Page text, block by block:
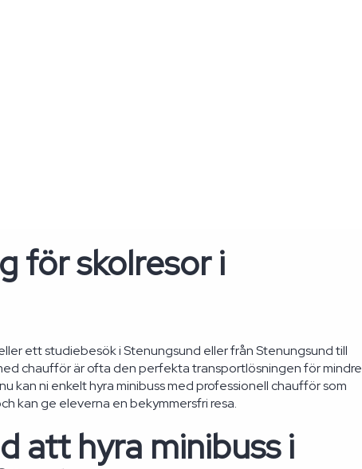
för skolresor i
ett studiebesök i Stenungsund eller från Stenungsund till
chaufför är ofta den perfekta transportlösningen för mindre
kan ni enkelt hyra minibuss med professionell chaufför som
kan ge eleverna en bekymmersfri resa.
att hyra minibuss i